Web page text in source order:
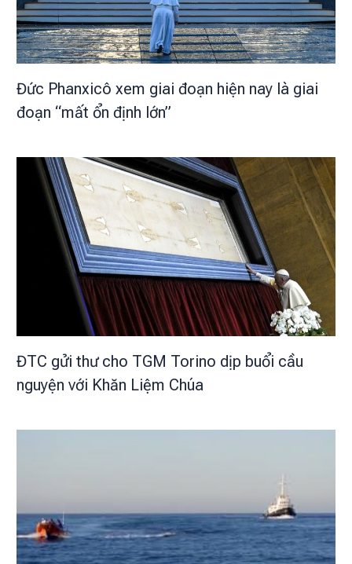
Đức Phanxicô xem giai đoạn hiện nay là giai
đoạn “mất ổn định lớn”
ĐTC gửi thư cho TGM Torino dịp buổi cầu
nguyện với Khăn Liệm Chúa